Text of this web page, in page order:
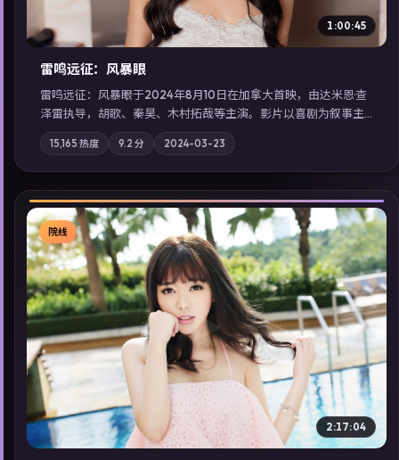
1:00:45
雷鸣远征：风暴眼
雷鸣远征：风暴眼于2024年8月10日在加拿大首映，由达米恩·查
泽雷执导，胡歌、秦昊、木村拓哉等主演。影片以喜剧为叙事主
轴，旧案重提，真相与谎言在同一条时间线上交锋；摄影与配乐
强化地域气质；站内亦可通过「国产免费观看高清电视剧在线
看」延展检索同类型高分佳作，畅享高清在线追剧体验。
15,165 热度 9.2 分 2024-03-23
▶
院线
2:17:04